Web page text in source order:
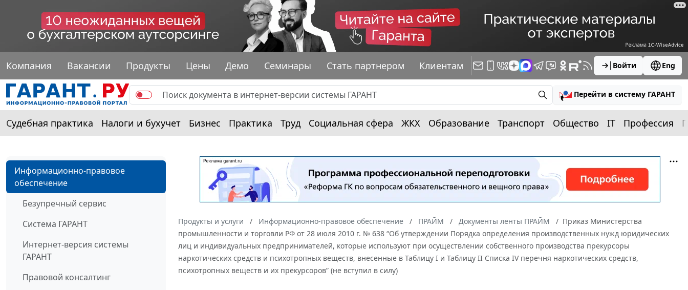
Компания Вакансии Продукты Цены Демо Семинары Стать партнером Клиентам Войти Eng
Перейти в систему ГАРАНТ
Судебная практика Налоги и бухучет Бизнес Практика Труд Социальная сфера ЖКХ Образование Транспорт Общество IT Профессия
Информационно-правовое
обеспечение
Безупречный сервис
Система ГАРАНТ
Интернет-версия системы
ГАРАНТ
Правовой консалтинг
Продукты и услуги Информационно-правовое обеспечение ПРАЙМ Документы ленты ПРАЙМ
Приказ Министерства
промышленности и торговли РФ от 28 июля 2010 г. № 638 “Об утверждении Порядка определения производственных нужд юридических
лиц и индивидуальных предпринимателей, которые используют при осуществлении собственного производства прекурсоры
наркотических средств и психотропных веществ, внесенные в Таблицу I и Таблицу II Списка IV перечня наркотических средств,
психотропных веществ и их прекурсоров” (не вступил в силу)